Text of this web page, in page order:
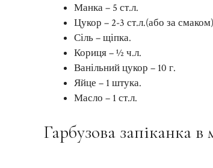
Манка – 5 ст.л.
Цукор – 2-3 ст.л.(або за
Сіль – щіпка.
Кориця – ½ ч.л.
Ванільний цукор – 10 г.
Яйце – 1 штука.
Масло – 1 ст.л.
Гарбузова запіканка